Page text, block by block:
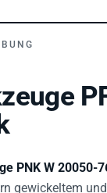
PNK W 20050-
gewickeltem